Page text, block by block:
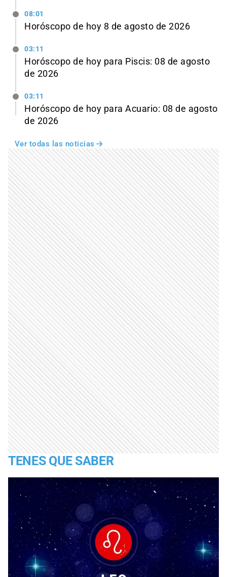
08:01
Horóscopo de hoy 8 de agosto de 2026
03:11
Horóscopo de hoy para Piscis: 08 de agosto
de 2026
03:11
Horóscopo de hoy para Acuario: 08 de agosto
de 2026
Ver todas las noticias
TENES QUE SABER